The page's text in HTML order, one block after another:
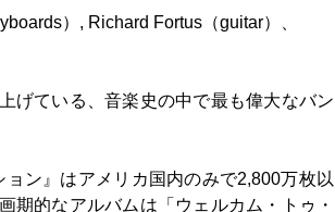
）, Richard Fortus（guitar）、
げている、音楽史の中で最も偉大なバン
ン』はアメリカ国内のみで2,800万枚以
期的なアルバムは「ウェルカム・トゥ・